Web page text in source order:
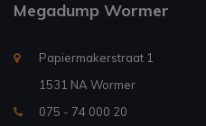
Megadump Wormer
Papiermakerstraat 1
1531 NA Wormer
075 - 74 000 20